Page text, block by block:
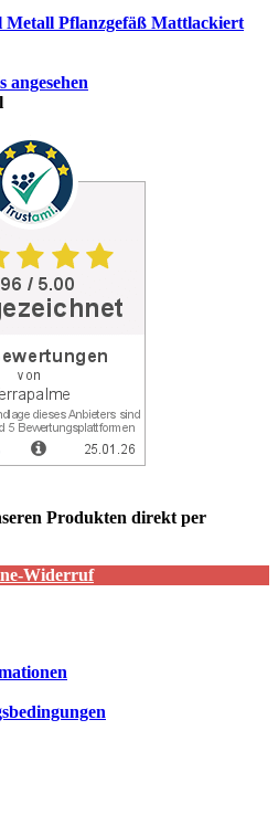
Metall Pflanzgefäß Mattlackiert
angesehen
Produkten direkt per
Widerruf